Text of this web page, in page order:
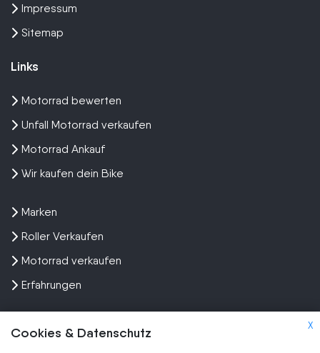
X
Cookies & Datenschutz
Impressum
Sitemap
Links
Motorrad bewerten
Unfall Motorrad verkaufen
Motorrad Ankauf
Wir kaufen dein Bike
Marken
Roller Verkaufen
Motorrad verkaufen
Erfahrungen